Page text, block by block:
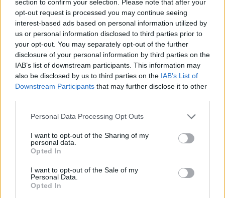
section to confirm your selection. Please note that after your
opt-out request is processed you may continue seeing
interest-based ads based on personal information utilized by
us or personal information disclosed to third parties prior to
your opt-out. You may separately opt-out of the further
disclosure of your personal information by third parties on the
IAB’s list of downstream participants. This information may
also be disclosed by us to third parties on the IAB’s List of
Downstream Participants that may further disclose it to other
Personal Data Processing Opt Outs
I want to opt-out of the Sharing of my
personal data.
Opted In
I want to opt-out of the Sale of my
Personal Data.
Opted In
A 2024/1028-as számú uniós rendelet kötelező digitális
regisztrációs rendszert ír elő a szállásadók számára. Ezzel
párhuzamosan a platformoknak rendszeresen, jellemzően
havi gyakorisággal és automatizált rendszereken keresztül
kell adatot szolgáltatniuk a tagállami hatóságoknak. Ennek
során jelenteniük kell a vendégszámokat, a
vendégéjszakákat, valamint az egyes szálláshelyek...
KEDVES OLVASÓNK!
A keresett cikk a portfolio.hu hírarchívumához
tartozik, melynek olvasása előfizetéses
Az előfizetés a következőket tartalmazza:
Portfolio.hu teljes cikkarchívum